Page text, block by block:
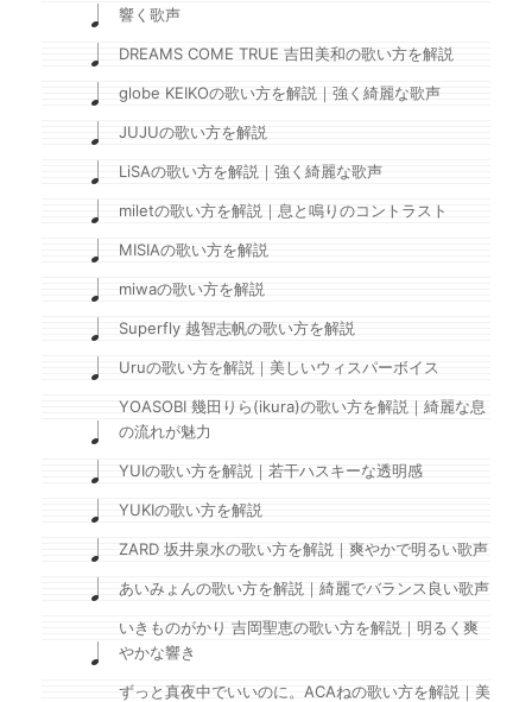
響く歌声
DREAMS COME TRUE 吉田美和の歌い方を解説
globe KEIKOの歌い方を解説｜強く綺麗な歌声
JUJUの歌い方を解説
LiSAの歌い方を解説｜強く綺麗な歌声
miletの歌い方を解説｜息と鳴りのコントラスト
MISIAの歌い方を解説
miwaの歌い方を解説
Superfly 越智志帆の歌い方を解説
Uruの歌い方を解説｜美しいウィスパーボイス
YOASOBI 幾田りら(ikura)の歌い方を解説｜綺麗な息
の流れが魅力
YUIの歌い方を解説｜若干ハスキーな透明感
YUKIの歌い方を解説
ZARD 坂井泉水の歌い方を解説｜爽やかで明るい歌声
あいみょんの歌い方を解説｜綺麗でバランス良い歌声
いきものがかり 吉岡聖恵の歌い方を解説｜明るく爽
やかな響き
ずっと真夜中でいいのに。ACAねの歌い方を解説｜美